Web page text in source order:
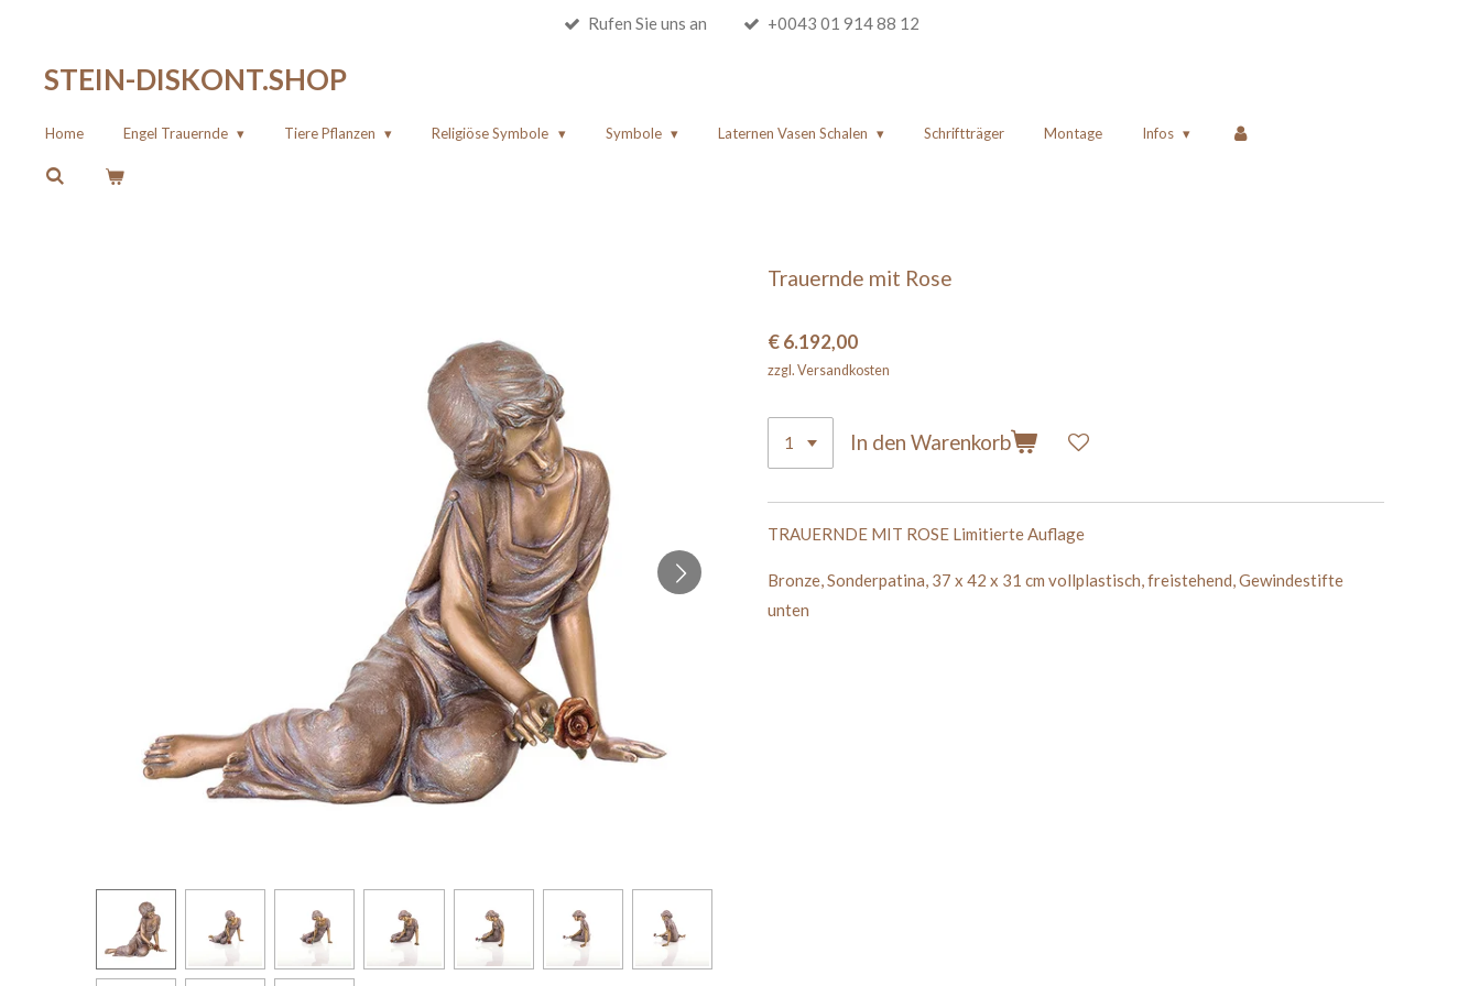
springen
Rufen Sie uns an +0043 01 914 88 12
STEIN-DISKONT.SHOP
Home Engel Trauernde Tiere Pflanzen Religiöse Symbole Symbole Laternen Vasen Schalen Schriftträger Montage Infos
Trauernde mit Rose
€ 6.192,00
zzgl. Versandkosten
In den Warenkorb
TRAUERNDE MIT ROSE Limitierte Auflage
Bronze, Sonderpatina, 37 x 42 x 31 cm vollplastisch, freistehend, Gewindestifte
unten